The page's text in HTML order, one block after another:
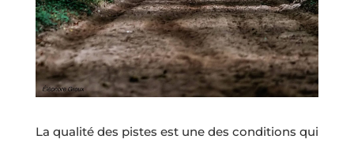
La qualité des pistes est une des conditions qui